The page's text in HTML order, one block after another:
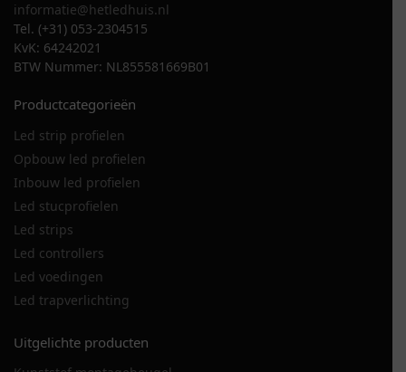
informatie@hetledhuis.nl
Tel. (+31) 053-2304515
KvK: 64242021
BTW Nummer: NL855581669B01
Productcategorieën
Led strip profielen
Opbouw led profielen
Inbouw led profielen
Led stucprofielen
Led strips
Led controllers
Led voedingen
Led trapverlichting
Uitgelichte producten